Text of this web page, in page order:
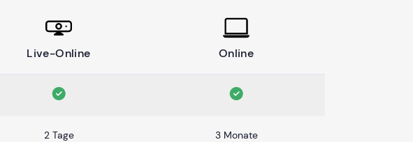
Live-Online Online
2 Tage 3 Monate